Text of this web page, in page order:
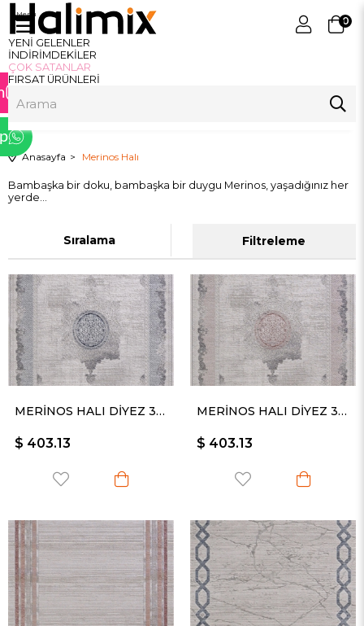
YENİ GELENLER
İNDİRİMDEKİLER
ÇOK SATANLAR
FIRSAT ÜRÜNLERİ
0
Menu
Anasayfa Merinos Halı
Bambaşka bir doku, bambaşka bir duygu Merinos, yaşadığınız her
yerde…
Filtreleme
Sıralama
MERİNOS HALI DİYEZ 34929 30
$ 403.13
MERİNOS HALI DİYEZ 34929 055
$ 403.13